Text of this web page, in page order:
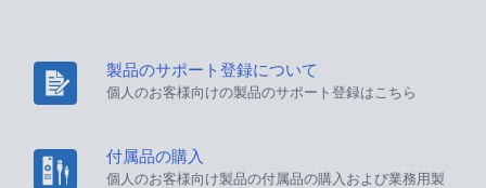
製品のサポート登録について
個人のお客様向けの製品のサポート登録はこちら
付属品の購入
個人のお客様向け製品の付属品の購入および業務用製